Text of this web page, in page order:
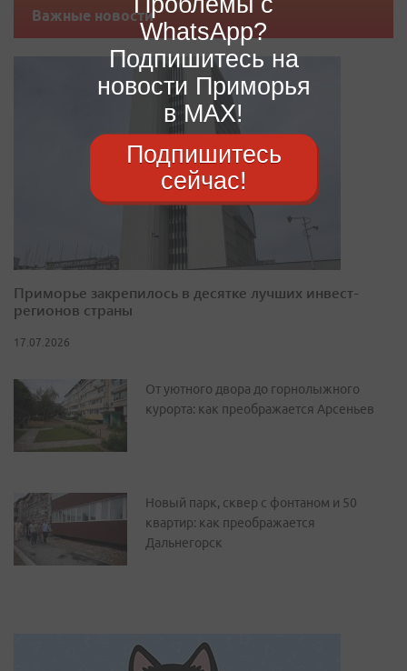
Важные новости
Приморье закрепилось в десятке лучших инвест-
регионов страны
17.07.2026
От уютного двора до горнолыжного
курорта: как преображается Арсеньев
Новый парк, сквер с фонтаном и 50
квартир: как преображается
Дальнегорск
WhatsApp?
Подпишитесь на
новости Приморья
в MAX!
Подпишитесь
сейчас!